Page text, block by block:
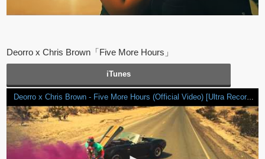
Deorro x Chris Brown「Five More Hours」
iTunes
Deorro x Chris Brown - Five More Hours (Official Video) [Ultra Records]